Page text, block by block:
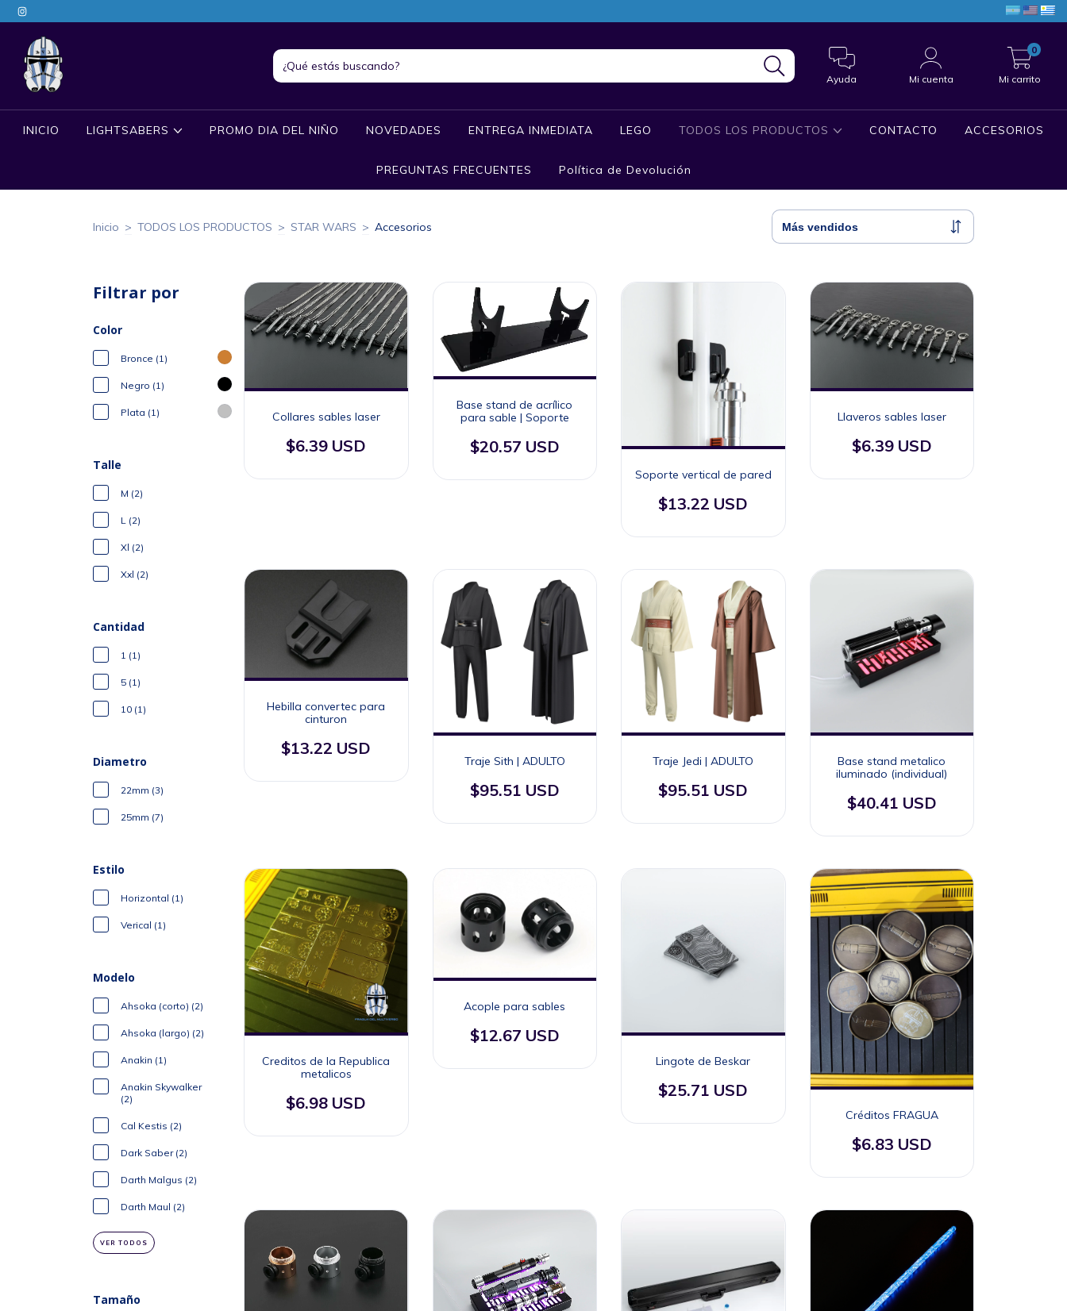
Ayuda Mi cuenta Mi carrito
0
INICIO LIGHTSABERS PROMO DIA DEL NIÑO NOVEDADES ENTREGA INMEDIATA LEGO TODOS LOS PRODUCTOS CONTACTO ACCESORIOS
PREGUNTAS FRECUENTES Política de Devolución
Inicio > TODOS LOS PRODUCTOS > STAR WARS > Accesorios
Filtrar por
Color
Bronce (1)
Negro (1)
Plata (1)
Talle
M (2)
L (2)
Xl (2)
Xxl (2)
Cantidad
1 (1)
5 (1)
10 (1)
Diametro
22mm (3)
25mm (7)
Estilo
Horizontal (1)
Verical (1)
Modelo
Ahsoka (corto) (2)
Ahsoka (largo) (2)
Anakin (1)
Anakin Skywalker
(2)
Cal Kestis (2)
Dark Saber (2)
Darth Malgus (2)
Darth Maul (2)
VER TODOS
Tamaño
Collares sables laser
$6.39 USD
Base stand de acrílico
para sable | Soporte
$20.57 USD
Soporte vertical de pared
$13.22 USD
Llaveros sables laser
$6.39 USD
Hebilla convertec para
cinturon
$13.22 USD
Traje Sith | ADULTO
$95.51 USD
Traje Jedi | ADULTO
$95.51 USD
Base stand metalico
iluminado (individual)
$40.41 USD
Creditos de la Republica
metalicos
$6.98 USD
Acople para sables
$12.67 USD
Lingote de Beskar
$25.71 USD
Créditos FRAGUA
$6.83 USD